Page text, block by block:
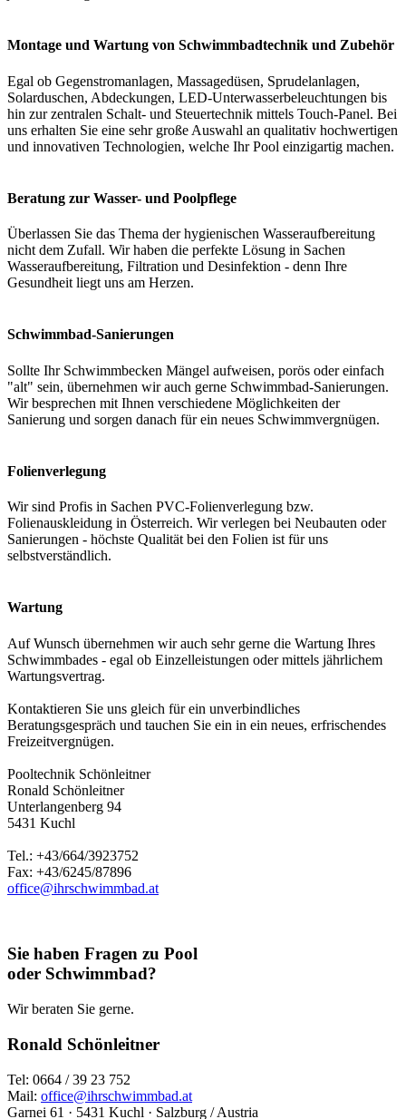
Montage und Wartung von Schwimmbadtechnik und Zubehör
Egal ob Gegenstromanlagen, Massagedüsen, Sprudelanlagen,
Solarduschen, Abdeckungen, LED-Unterwasserbeleuchtungen bis
hin zur zentralen Schalt- und Steuertechnik mittels Touch-Panel. Bei
uns erhalten Sie eine sehr große Auswahl an qualitativ hochwertigen
und innovativen Technologien, welche Ihr Pool einzigartig machen.
Beratung zur Wasser- und Poolpflege
Überlassen Sie das Thema der hygienischen Wasseraufbereitung
nicht dem Zufall. Wir haben die perfekte Lösung in Sachen
Wasseraufbereitung, Filtration und Desinfektion - denn Ihre
Gesundheit liegt uns am Herzen.
Schwimmbad-Sanierungen
Sollte Ihr Schwimmbecken Mängel aufweisen, porös oder einfach
"alt" sein, übernehmen wir auch gerne Schwimmbad-Sanierungen.
Wir besprechen mit Ihnen verschiedene Möglichkeiten der
Sanierung und sorgen danach für ein neues Schwimmvergnügen.
Folienverlegung
Wir sind Profis in Sachen PVC-Folienverlegung bzw.
Folienauskleidung in Österreich. Wir verlegen bei Neubauten oder
Sanierungen - höchste Qualität bei den Folien ist für uns
selbstverständlich.
Wartung
Auf Wunsch übernehmen wir auch sehr gerne die Wartung Ihres
Schwimmbades - egal ob Einzelleistungen oder mittels jährlichem
Wartungsvertrag.
Kontaktieren Sie uns gleich für ein unverbindliches
Beratungsgespräch und tauchen Sie ein in ein neues, erfrischendes
Freizeitvergnügen.
Pooltechnik Schönleitner
Ronald Schönleitner
Unterlangenberg 94
5431 Kuchl
Tel.: +43/664/3923752
Fax: +43/6245/87896
office@ihrschwimmbad.at
Sie haben Fragen zu Pool
oder Schwimmbad?
Wir beraten Sie gerne.
Ronald Schönleitner
Tel: 0664 / 39 23 752
Mail: office@ihrschwimmbad.at
Garnei 61 · 5431 Kuchl · Salzburg / Austria